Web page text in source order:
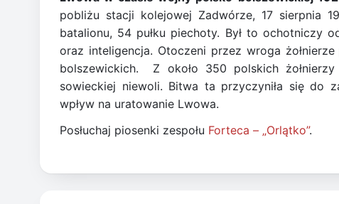
pobliżu stacji kolejowej Zadwórze, 17 sierpnia
batalionu, 54 pułku piechoty. Był to ochotniczy
oraz inteligencja. Otoczeni przez wroga
bolszewickich. Z około 350 polskich
sowieckiej niewoli. Bitwa ta przyczyniła się do
wpływ na uratowanie Lwowa.
Posłuchaj piosenki zespołu Forteca – „Orlątko”.